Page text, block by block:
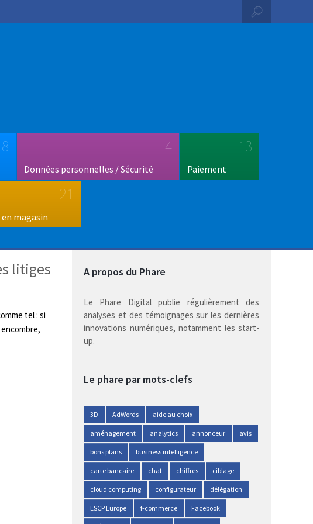
4
Données personnelles / Sécurité
13
Paiement
21
magasin
litiges
tel : si
A propos du Phare
Le Phare Digital publie régulièrement des
analyses et des témoignages sur les dernières
innovations numériques, notamment les start-
up.
Le phare par mots-clefs
3D AdWords aide au choix
aménagement analytics annonceur avis
bons plans business intelligence
carte bancaire chat chiffres ciblage
cloud computing configurateur délégation
ESCP Europe f-commerce Facebook